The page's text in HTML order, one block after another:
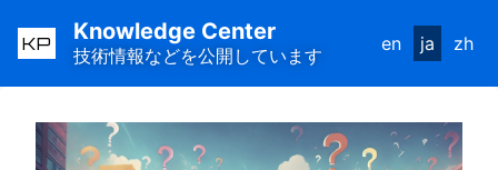
KP Knowledge Center
技術情報などを公開しています
en ja zh